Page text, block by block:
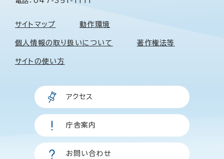
サイトマップ 動作環境
個人情報の取り扱いについて 著作権法等
サイトの使い方
アクセス
庁舎案内
お問い合わせ